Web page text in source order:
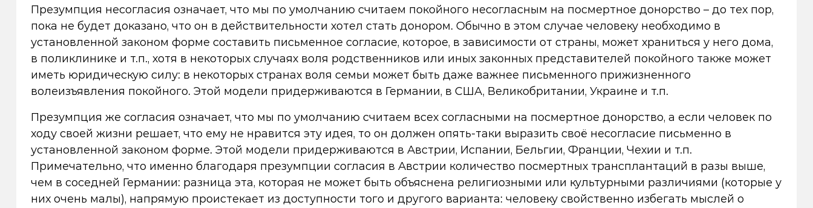
Презумпция несогласия означает, что мы по умолчанию считаем покойного несогласным на посмертное донорство – до тех пор,
пока не будет доказано, что он в действительности хотел стать донором. Обычно в этом случае человеку необходимо в
установленной законом форме составить письменное согласие, которое, в зависимости от страны, может храниться у него дома,
в поликлинике и т.п., хотя в некоторых случаях воля родственников или иных законных представителей покойного также может
иметь юридическую силу: в некоторых странах воля семьи может быть даже важнее письменного прижизненного
волеизъявления покойного. Этой модели придерживаются в Германии, в США, Великобритании, Украине и т.п.
Презумпция же согласия означает, что мы по умолчанию считаем всех согласными на посмертное донорство, а если человек по
ходу своей жизни решает, что ему не нравится эту идея, то он должен опять-таки выразить своё несогласие письменно в
установленной законом форме. Этой модели придерживаются в Австрии, Испании, Бельгии, Франции, Чехии и т.п.
Примечательно, что именно благодаря презумпции согласия в Австрии количество посмертных трансплантаций в разы выше,
чем в соседней Германии: разница эта, которая не может быть объяснена религиозными или культурными различиями (которые у
них очень малы), напрямую проистекает из доступности того и другого варианта: человеку свойственно избегать мыслей о